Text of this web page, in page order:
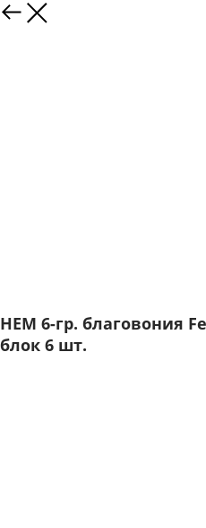
HEM 6-гр. благовония
блок 6 шт.